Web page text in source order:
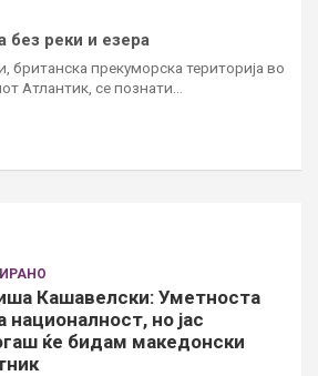
без реки и езера
британска прекуморска територија во
Атлантик, се познати…
Кашавелски: Уметноста
националност, но јас
ќе бидам македонски